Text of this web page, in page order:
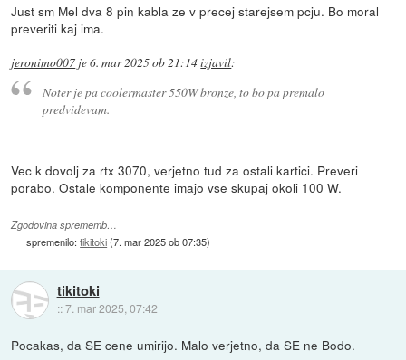
Just sm Mel dva 8 pin kabla ze v precej starejsem pcju. Bo moral
preveriti kaj ima.
jeronimo007 je6. mar 2025 ob 21:14izjavil:
Noter je pa coolermaster 550W bronze, to bo pa premalo
predvidevam.
Vec k dovolj za rtx 3070, verjetno tud za ostali kartici. Preveri
porabo. Ostale komponente imajo vse skupaj okoli 100 W.
Zgodovina sprememb…
spremenilo:tikitoki(7. mar 2025 ob 07:35)
tikitoki
::7. mar 2025, 07:42
Pocakas, da SE cene umirijo. Malo verjetno, da SE ne Bodo.